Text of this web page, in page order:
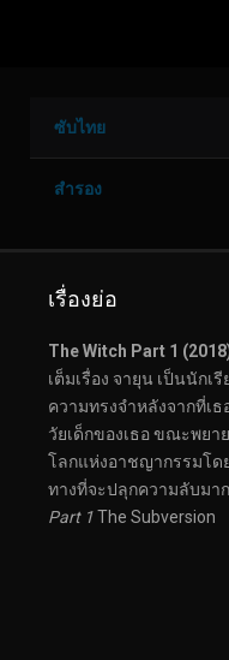
ซับไทย
สำรอง
เรื่องย่อ
The Witch Part 1
เต็มเรื่อง จายุน เป็นนัก
ความทรงจำหลังจากที่เ
วัยเด็กของเธอ ขณะพยา
โลกแห่งอาชญากรรมโด
ทางที่จะปลุกความลับมา
Part 1The Subversion